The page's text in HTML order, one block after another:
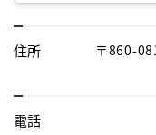
住所 〒860-
電話